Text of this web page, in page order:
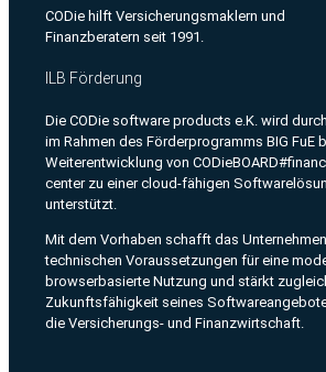
CODie hilft Versicherungsmaklern und
Finanzberatern seit 1991.
ILB Förderung
Die CODie software products e.K. wird
im Rahmen des Förderprogramms BIG FuE
Weiterentwicklung von
center zu einer cloud-fähigen
unterstützt.
Mit dem Vorhaben schafft das
technischen Voraussetzungen für eine
browserbasierte Nutzung und stärkt
Zukunftsfähigkeit seines
die Versicherungs- und Finanzwirtschaft.